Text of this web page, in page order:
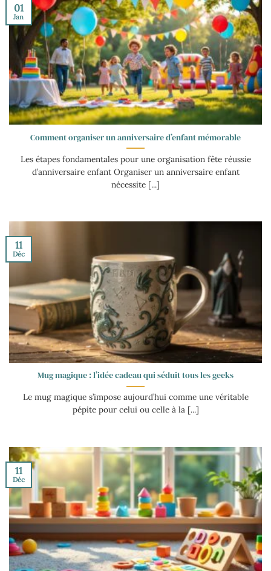
Comment organiser un anniversaire d’enfant mémorable
Les étapes fondamentales pour une organisation fête réussie
d’anniversaire enfant Organiser un anniversaire enfant
nécessite [...]
01
Jan
Mug magique : l’idée cadeau qui séduit tous les geeks
Le mug magique s’impose aujourd’hui comme une véritable
pépite pour celui ou celle à la [...]
11
Déc
11
Déc